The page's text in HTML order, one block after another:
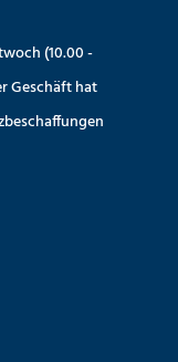
(10.00 -
Geschäft hat